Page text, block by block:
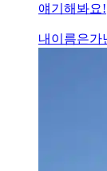
얘기해봐요!
내이름은가